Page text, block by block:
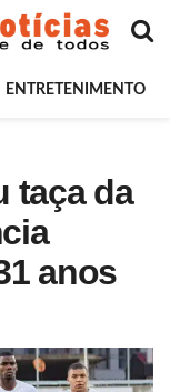
ENTRETENIMENTO
taça da
anos